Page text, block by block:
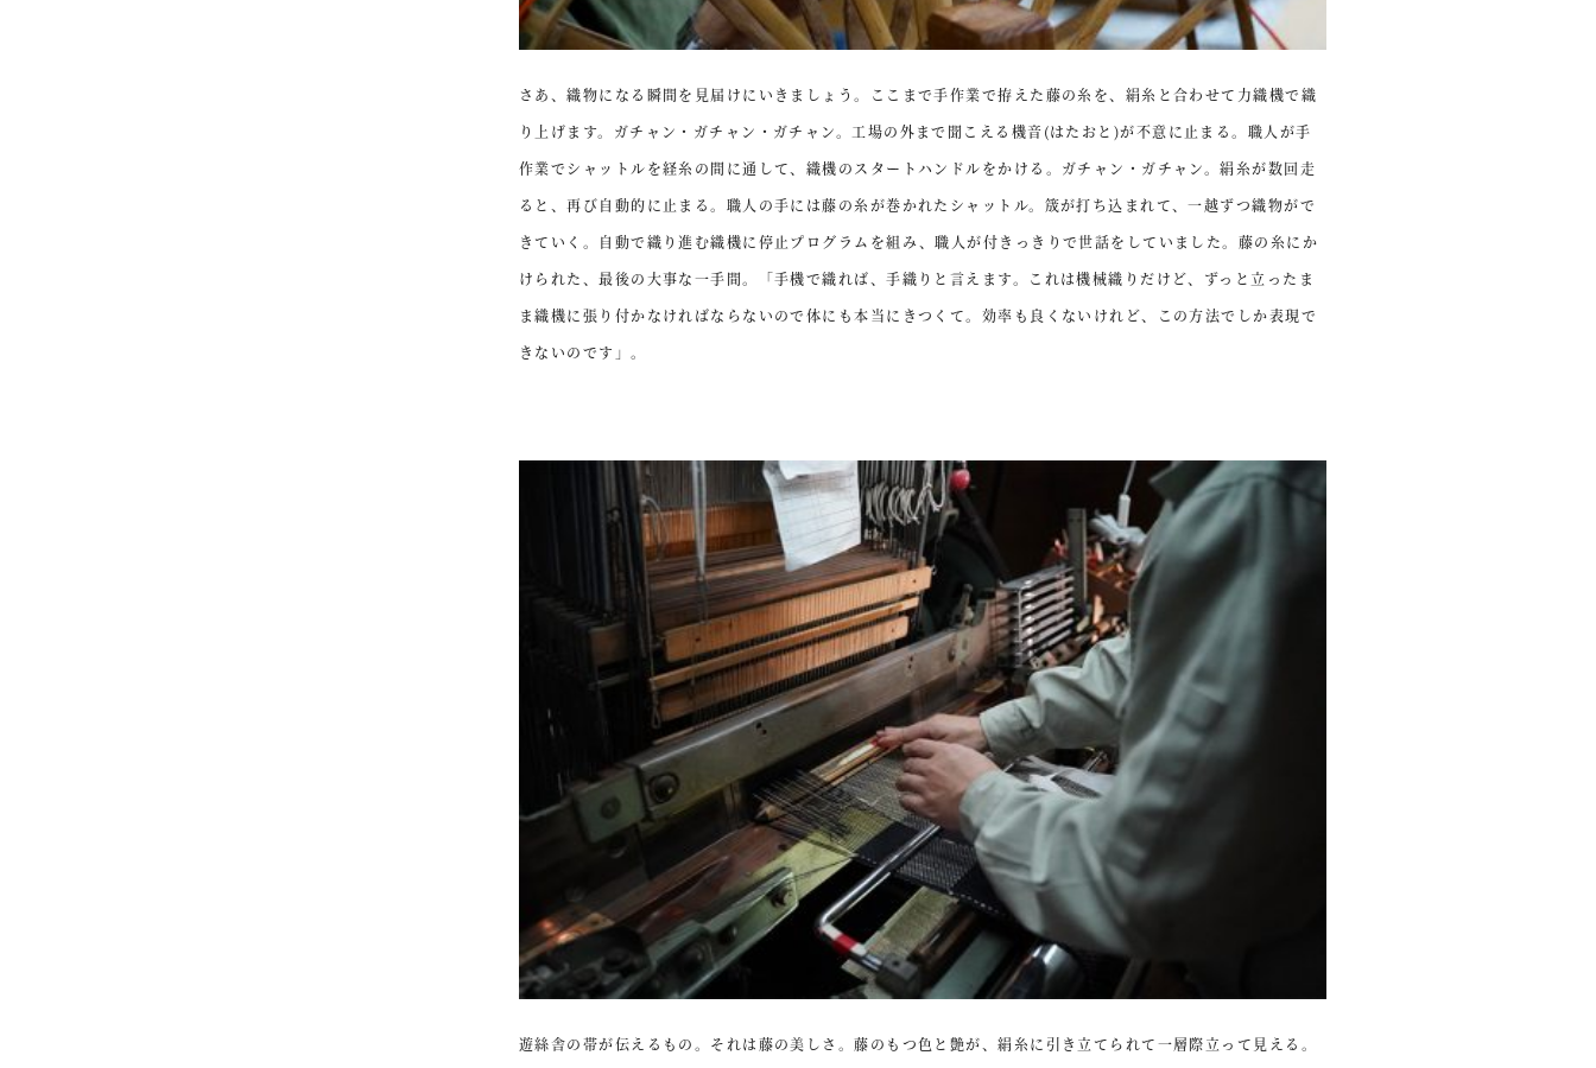
さあ、織物になる瞬間を見届けにいきましょう。ここまで手作業で拵えた藤の糸を、絹糸と合わせて力織機で織
り上げます。ガチャン・ガチャン・ガチャン。工場の外まで聞こえる機音(はたおと )が不意に止まる。職人が手
作業でシャットルを経糸の間に通して、織機のスタートハンドルをかける。ガチャン・ガチャン。絹糸が数回走
ると、再び自動的に止まる。職人の手には藤の糸が巻かれたシャットル。筬が打ち込まれて、一越ずつ織物がで
きていく。自動で織り進む織機に停止プログラムを組み、職人が付きっきりで世話をしていました。藤の糸にか
けられた、最後の大事な一手間。「手機で織れば、手織りと言えます。これは機械織りだけど、ずっと立ったま
ま織機に張り付かなければならないので体にも本当にきつくて。効率も良くないけれど、この方法でしか表現で
きないのです」。
遊絲舎の帯が伝えるもの。それは藤の美しさ。藤のもつ色と艶が、絹糸に引き立てられて一層際立って見える。